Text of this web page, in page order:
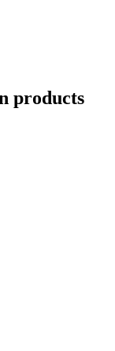
products